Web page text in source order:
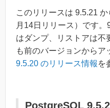
このリリースは 9.5.21
月14日リリース）です
はダンプ、リストアは不
も前のバージョンからア
9.5.20 のリリース情報 を
PostgreSQL